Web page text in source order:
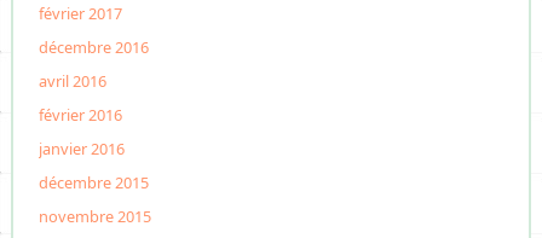
février 2017
décembre 2016
avril 2016
février 2016
janvier 2016
décembre 2015
novembre 2015